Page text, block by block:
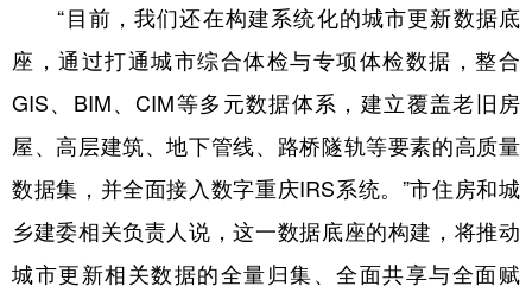
“目前，我们还在构建系统化的城市更新数据底
座，通过打通城市综合体检与专项体检数据，整合
GIS、BIM、CIM等多元数据体系，建立覆盖老旧房
屋、高层建筑、地下管线、路桥隧轨等要素的高质量
数据集，并全面接入数字重庆IRS系统。”市住房和城
乡建委相关负责人说，这一数据底座的构建，将推动
城市更新相关数据的全量归集、全面共享与全面赋